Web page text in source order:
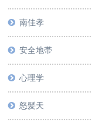
南佳孝
安全地帯
心理学
怒髪天